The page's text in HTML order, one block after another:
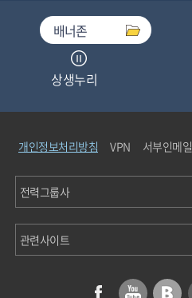
배너존
상생누리
중소기업기술마켓
청탁금지법통합검색
개인정보처리방침 VPN 서부인메일